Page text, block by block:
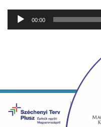
Audió
lejátszó
00:00
Copyright © 2026